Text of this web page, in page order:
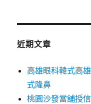
鍵
近期文章
高雄眼科韓式高
式隆鼻
桃園沙發當舖授